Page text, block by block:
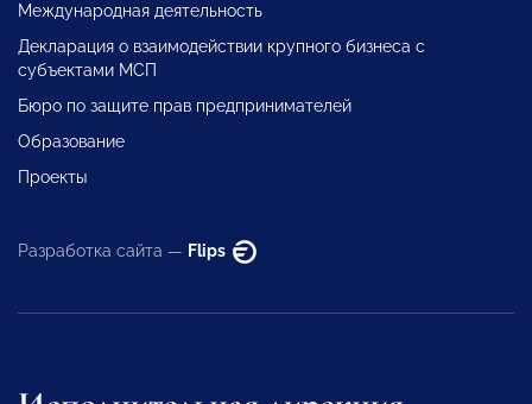
Международная деятельность
Декларация о взаимодействии крупного бизнеса с
субъектами МСП
Бюро по защите прав предпринимателей
Образование
Проекты
Разработка сайта — Flips